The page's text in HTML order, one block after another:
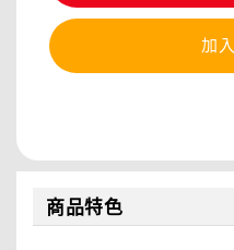
加
商品特色